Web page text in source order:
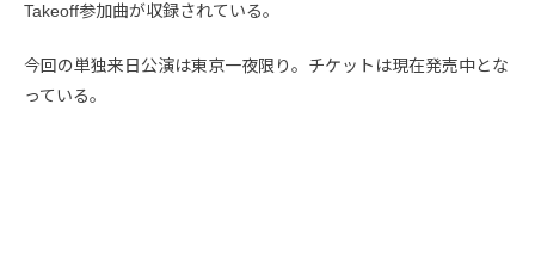
Takeoff参加曲が収録されている。
今回の単独来日公演は東京一夜限り。チケットは現在発売中とな
っている。